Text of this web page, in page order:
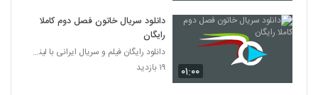
۰۱:۰۰
دانلود سریال خاتون فصل دوم کاملا
رایگان
دانلود رایگان فیلم و سریال ایرانی با لینک مستقیم
۱۹ بازدید